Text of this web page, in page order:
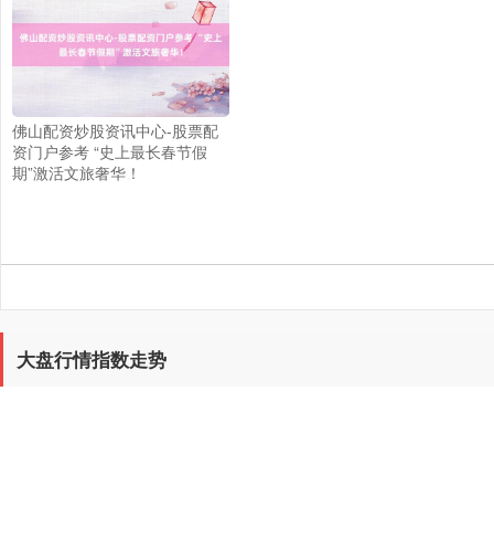
佛山配资炒股资讯中心-股票配
资门户参考 “史上最长春节假
期”激活文旅奢华！
大盘行情指数走势